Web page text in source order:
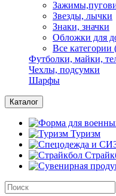
Звезды, лычки
Знаки, значки
Обложки для
Все категории
Футболки, майки,
Чехлы, подсумки
Шарфы
Каталог
Туризм